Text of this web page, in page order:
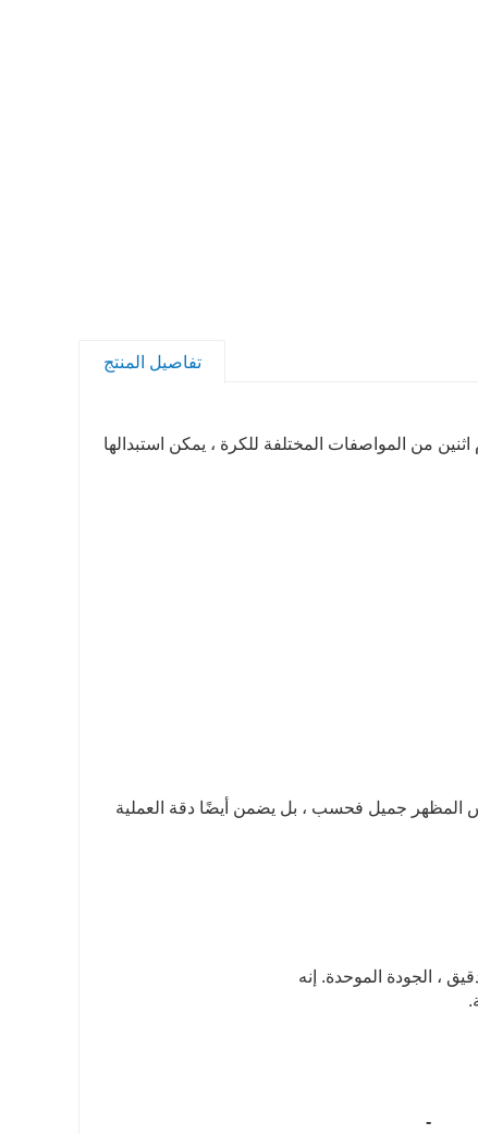
تفاصيل المنتج
لحام اثنين من المواصفات المختلفة للكرة ، يمكن استبدالها
المظهر جميل فحسب ، بل يضمن أيضًا دقة العملية
، الجودة الموحدة. إنه
-